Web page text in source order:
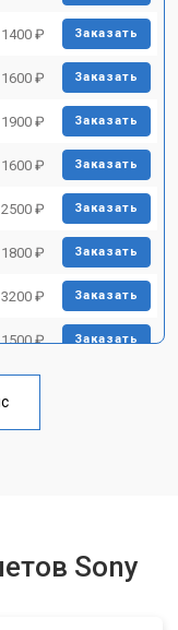
₽ Заказать
₽ Заказать
₽ Заказать
₽ Заказать
₽ Заказать
₽ Заказать
₽ Заказать
₽ Заказать
₽
Sony